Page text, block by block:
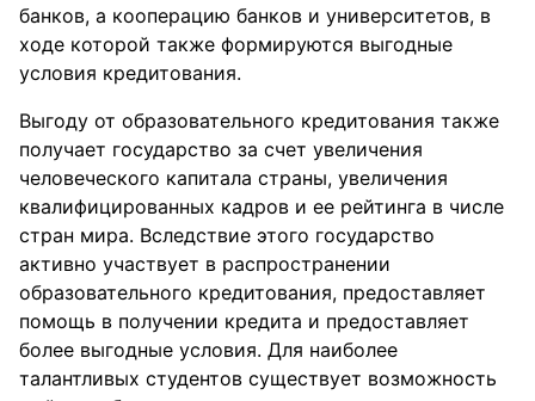
банков, а кооперацию банков и университетов, в
ходе которой также формируются выгодные
условия кредитования.
Выгоду от образовательного кредитования также
получает государство за счет увеличения
человеческого капитала страны, увеличения
квалифицированных кадров и ее рейтинга в числе
стран мира. Вследствие этого государство
активно участвует в распространении
образовательного кредитования, предоставляет
помощь в получении кредита и предоставляет
более выгодные условия. Для наиболее
талантливых студентов существует возможность